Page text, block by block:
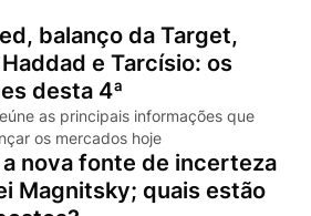
balanço da Target,
e Tarcísio: os
desta 4ª
as principais informações que
os mercados hoje
a nova fonte de incerteza
Magnitsky; quais estão